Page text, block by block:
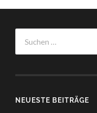
nach:
NEUESTE BEITRÄGE